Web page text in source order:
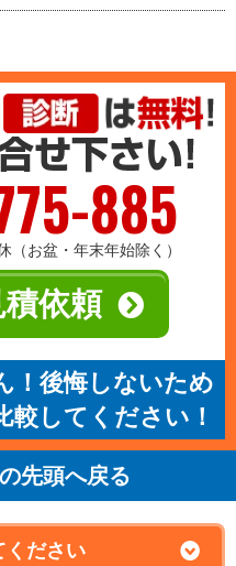
885
お盆・年末年始除く）
依頼
！後悔しないため
較してください！
先頭へ戻る